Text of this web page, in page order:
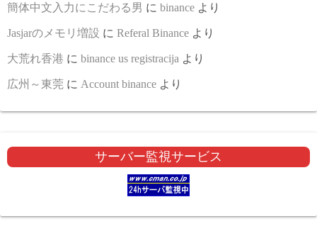
簡体中文入力にこだわる男 に binance より
Jasjarのメモリ増設 に Referal Binance より
大荒れ香港 に binance us registracija より
広州～東莞 に Account binance より
サーバー監視サービス